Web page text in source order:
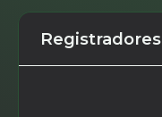
Registradores